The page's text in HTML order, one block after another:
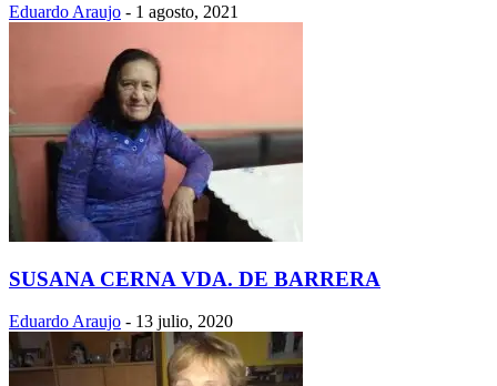
Eduardo Araujo - 1 agosto, 2021
SUSANA CERNA VDA. DE BARRERA
Eduardo Araujo - 13 julio, 2020